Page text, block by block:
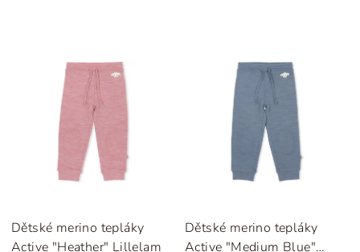
Dětské merino tepláky
Active "Heather" Lillelam
Dětské merino tepláky
Active "Medium Blue"